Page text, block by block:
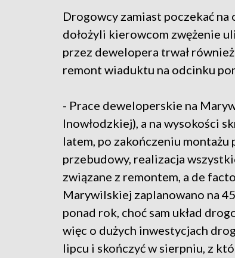
Drogowcy zamiast poczekać
dołożyli kierowcom zwężenie
przez dewelopera trwał
remont wiaduktu na odcinku
- Prace deweloperskie na
Inowłodzkiej), a na wysokości
latem, po zakończeniu
przebudowy, realizacja
związane z remontem, a de
Marywilskiej zaplanowano na
ponad rok, choć sam układ
więc o dużych inwestycjach
lipcu i skończyć w sierpniu, z